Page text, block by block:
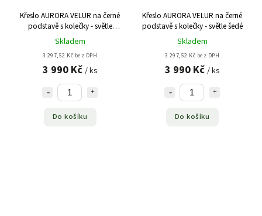
Křeslo AURORA VELUR na černé
podstavě s kolečky - světle
růžové
Skladem
3 297,52 Kč bez DPH
3 990 Kč / ks
Do košíku
Křeslo AURORA VELUR na černé
podstavě s kolečky - světle šedé
Skladem
3 297,52 Kč bez DPH
3 990 Kč / ks
Do košíku